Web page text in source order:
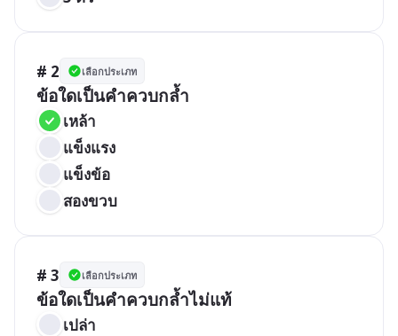
# 2 เลือกประเภท
ข้อใดเป็นคำควบกล้ำ
เหล้า
แข็งแรง
แข็งข้อ
สองขวบ
# 3 เลือกประเภท
ข้อใดเป็นคำควบกล้ำไม่แท้
เปล่า